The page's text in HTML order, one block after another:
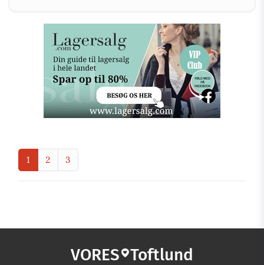
1 2 3
VORES Toftlund